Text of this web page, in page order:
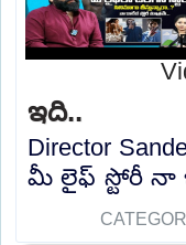
ఇది..
Director
మీ లైఫ్ స్టోరీ నా